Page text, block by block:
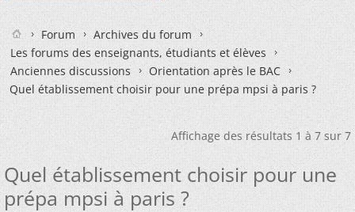
Forum
Archives du forum
Les forums des enseignants, étudiants et élèves
Anciennes discussions
Orientation après le BAC
Quel établissement choisir pour une prépa mpsi à paris ?
Affichage des résultats 1 à 7 sur 7
Quel établissement choisir pour une
prépa mpsi à paris ?